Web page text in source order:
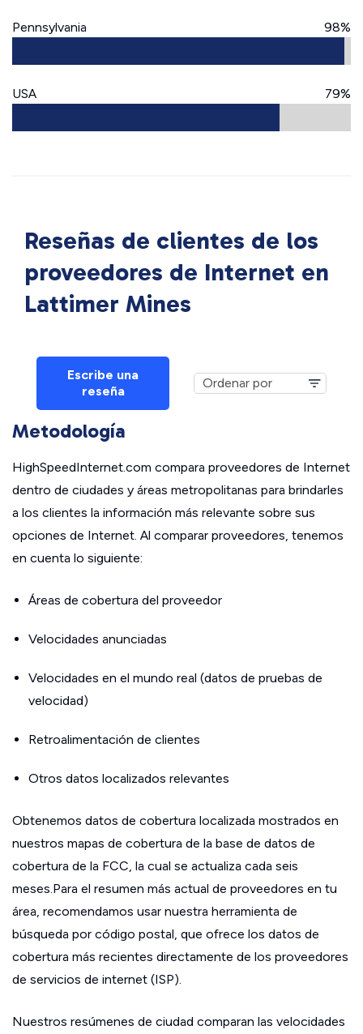
Pennsylvania 98%
USA 79%
Reseñas de clientes de los
proveedores de Internet en
Lattimer Mines
Escribe una
reseña
Metodología
HighSpeedInternet.com compara proveedores de Internet
dentro de ciudades y áreas metropolitanas para brindarles
a los clientes la información más relevante sobre sus
opciones de Internet. Al comparar proveedores, tenemos
en cuenta lo siguiente:
Áreas de cobertura del proveedor
Velocidades anunciadas
Velocidades en el mundo real (datos de pruebas de
velocidad)
Retroalimentación de clientes
Otros datos localizados relevantes
Obtenemos datos de cobertura localizada mostrados en
nuestros mapas de cobertura de la base de datos de
cobertura de la FCC, la cual se actualiza cada seis
meses.Para el resumen más actual de proveedores en tu
área, recomendamos usar nuestra herramienta de
búsqueda por código postal, que ofrece los datos de
cobertura más recientes directamente de los proveedores
de servicios de internet (ISP).
Nuestros resúmenes de ciudad comparan las velocidades